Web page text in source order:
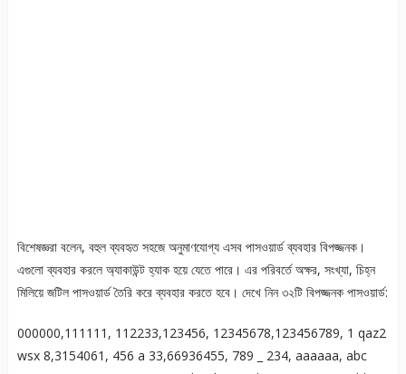
বিশেষজ্ঞরা বলেন, বহুল ব্যবহৃত সহজে অনুমাণযোগ্য এসব পাসওয়ার্ড ব্যবহার বিপজ্জনক।
এগুলো ব্যবহার করলে অ্যাকাউন্ট হ্যাক হয়ে যেতে পারে। এর পরিবর্তে অক্ষর, সংখ্যা, চিহ্ন
মিলিয়ে জটিল পাসওয়ার্ড তৈরি করে ব্যবহার করতে হবে। দেখে নিন ৩২টি বিপজ্জনক পাসওয়ার্ড:
000000,111111, 112233,123456, 12345678,123456789, 1 qaz2
wsx 8,3154061, 456 a 33,66936455, 789 _ 234, aaaaaa, abc